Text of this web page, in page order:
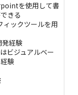
を使用して書
きる
ックツールを用
経験
ビジュアルベー
験